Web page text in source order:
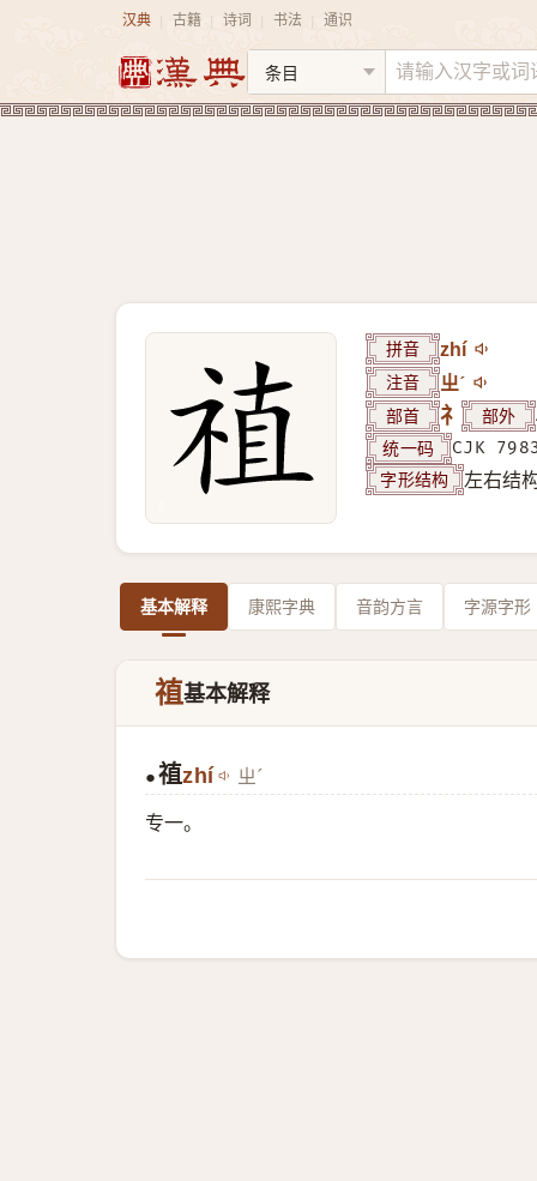
汉典 古籍 诗词 书法 通识
拼音 zhí
注音 ㄓˊ
部首 礻 部外
统一码 CJK
字形结构 左右结
基本解释 康熙字典 音韵方言 字源字形
禃基本解释
● 禃zhí ㄓˊ
专一。